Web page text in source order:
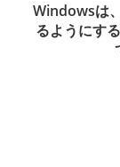
Windowsは
るようにす